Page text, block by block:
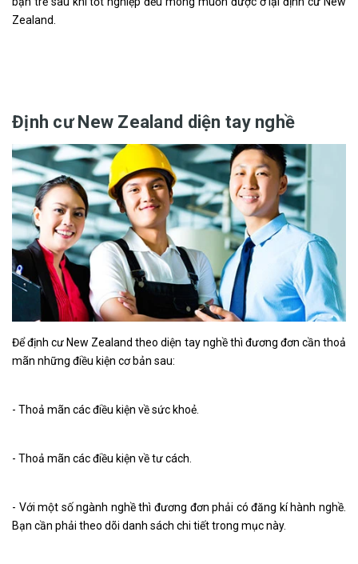
Zealand.
Định cư New Zealand diện tay nghề
Để định cư New Zealand theo diện tay nghề thì đương đơn cần thoả
mãn những điều kiện cơ bản sau:
- Thoả mãn các điều kiện về sức khoẻ.
- Thoả mãn các điều kiện về tư cách.
- Với một số ngành nghề thì đương đơn phải có đăng kí hành nghề.
Bạn cần phải theo dõi danh sách chi tiết trong mục này.